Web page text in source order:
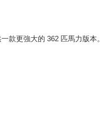
款更強大的 362 匹馬力版本。